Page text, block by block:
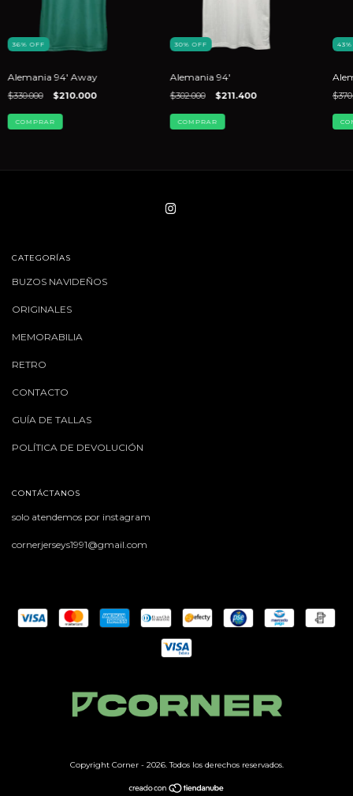
36%OFF
Alemania 94' Away
$330.000 $210.000
COMPRAR
30%OFF
Alemania 94'
$302.000 $211.400
COMPRAR
43
CATEGORÍAS
BUZOS NAVIDEÑOS
ORIGINALES
MEMORABILIA
RETRO
CONTACTO
GUÍA DE TALLAS
POLÍTICA DE DEVOLUCIÓN
CONTÁCTANOS
solo atendemos por instagram
cornerjerseys1991@gmail.com
Copyright Corner - 2026. Todos los derechos reservados.